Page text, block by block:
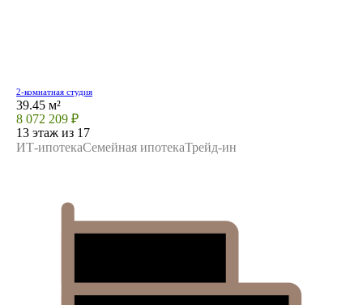
2-комнатная студия
39.45 м²
8 072 209 ₽
13 этаж из 17
ИТ-ипотекаСемейная ипотекаТрейд-ин